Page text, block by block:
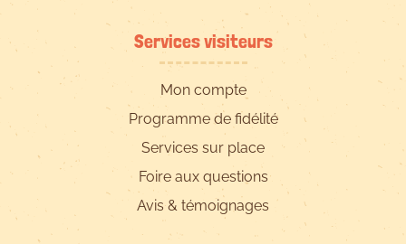
Services visiteurs
Mon compte
Programme de fidélité
Services sur place
Foire aux questions
Avis & témoignages